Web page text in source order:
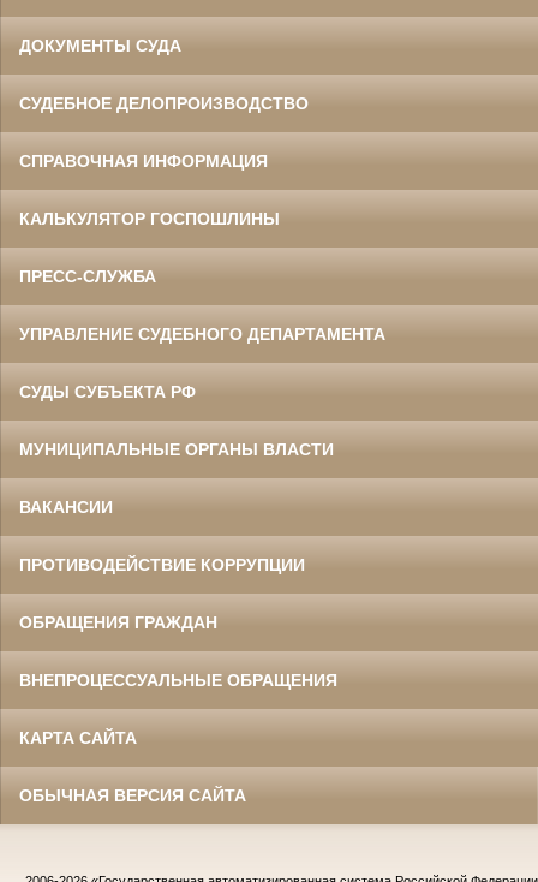
ДОКУМЕНТЫ СУДА
СУДЕБНОЕ ДЕЛОПРОИЗВОДСТВО
СПРАВОЧНАЯ ИНФОРМАЦИЯ
КАЛЬКУЛЯТОР ГОСПОШЛИНЫ
ПРЕСС-СЛУЖБА
УПРАВЛЕНИЕ СУДЕБНОГО ДЕПАРТАМЕНТА
СУДЫ СУБЪЕКТА РФ
МУНИЦИПАЛЬНЫЕ ОРГАНЫ ВЛАСТИ
ВАКАНСИИ
ПРОТИВОДЕЙСТВИЕ КОРРУПЦИИ
ОБРАЩЕНИЯ ГРАЖДАН
ВНЕПРОЦЕССУАЛЬНЫЕ ОБРАЩЕНИЯ
КАРТА САЙТА
ОБЫЧНАЯ ВЕРСИЯ САЙТА